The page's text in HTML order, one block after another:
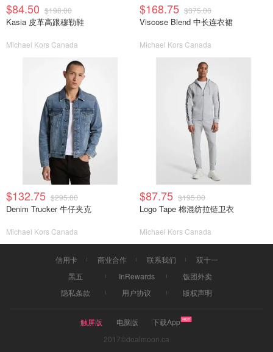
$84.50 $198.00
Kasia 皮革高跟穆勒鞋
Michael Kors Canada
$168.75 $375.00
Viscose Blend 中长连衣裙
Michael Kors Canada
$132.75 $295.00
Denim Trucker 牛仔夹克
Michael Kors Canada
$87.75 $195.00
Logo Tape 棉混纺拉链卫衣
Michael Kors Canada
信用卡 商业合作 联系我们
双十一
黑五
InRewards
饭团外卖
隐私条款
用户协议 版权声明
触屏版 电脑版
下载App
2017©dealmoon.ca